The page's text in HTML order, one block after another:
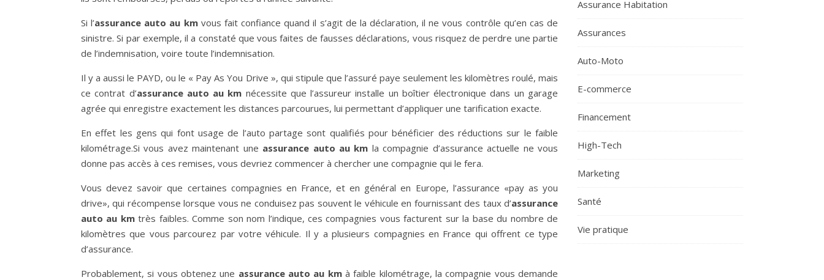
Si l’assurance auto au kmvous fait confiance quand il s’agit de la déclaration, il ne vous contrôle qu’en cas de
sinistre. Si par exemple, il a constaté que vous faites de fausses déclarations, vous risquez de perdre une partie
de l’indemnisation, voire toute l’indemnisation.
Il y a aussi le PAYD, ou le « Pay As You Drive », qui stipule que l’assuré paye seulement les kilomètres roulé, mais
ce contrat d’assurance auto au km nécessite que l’assureur installe un boîtier électronique dans un garage
agrée qui enregistre exactement les distances parcourues, lui permettant d’appliquer une tarification exacte.
En effet les gens qui font usage de l’auto partage sont qualifiés pour bénéficier des réductions sur le faible
kilométrage.Si vous avez maintenant une assurance auto au km la compagnie d’assurance actuelle ne vous
donne pas accès à ces remises, vous devriez commencer à chercher une compagnie qui le fera.
Vous devez savoir que certaines compagnies en France, et en général en Europe, l’assurance «pay as you
drive», qui récompense lorsque vous ne conduisez pas souvent le véhicule en fournissant des taux d’assurance
auto au kmtrès faibles. Comme son nom l’indique, ces compagnies vous facturent sur la base du nombre de
kilomètres que vous parcourez par votre véhicule. Il y a plusieurs compagnies en France qui offrent ce type
d’assurance.
Probablement, si vous obtenez une assurance auto au kmà faible kilométrage, la compagnie vous demande
Assurance Habitation
Assurances
Auto-Moto
E-commerce
Financement
High-Tech
Marketing
Santé
Vie pratique